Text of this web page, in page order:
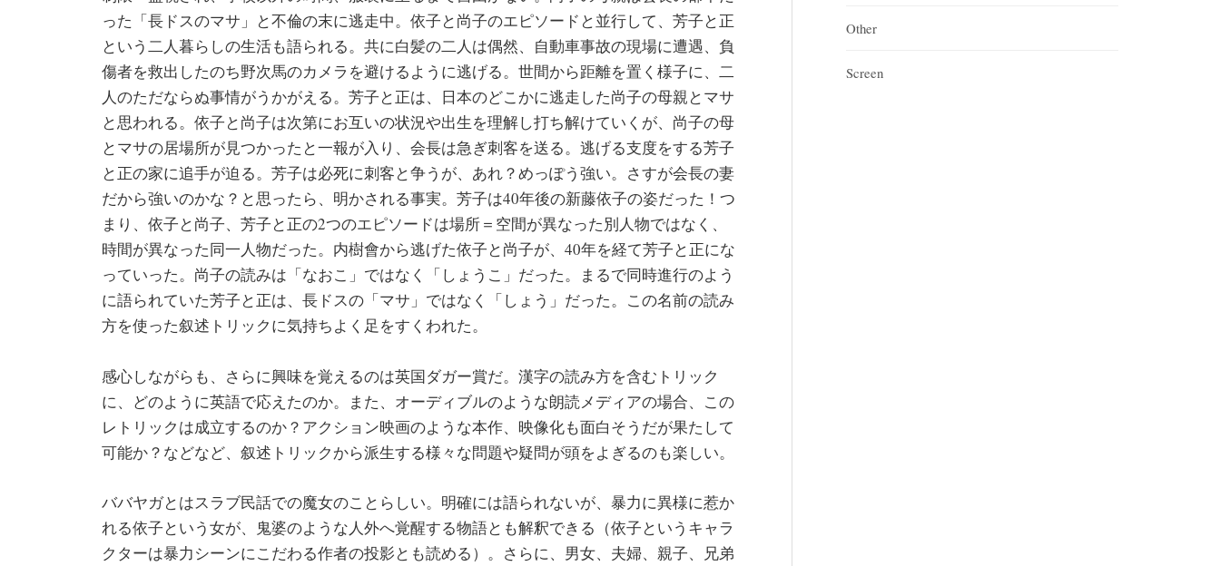
った「長ドスのマサ」と不倫の末に逃走中。依子と尚子のエピソードと並行して、芳子と正
という二人暮らしの生活も語られる。共に白髪の二人は偶然、自動車事故の現場に遭遇、負
傷者を救出したのち野次馬のカメラを避けるように逃げる。世間から距離を置く様子に、二
人のただならぬ事情がうかがえる。芳子と正は、日本のどこかに逃走した尚子の母親とマサ
と思われる。依子と尚子は次第にお互いの状況や出生を理解し打ち解けていくが、尚子の母
とマサの居場所が見つかったと一報が入り、会長は急ぎ刺客を送る。逃げる支度をする芳子
と正の家に追手が迫る。芳子は必死に刺客と争うが、あれ？めっぽう強い。さすが会長の妻
だから強いのかな？と思ったら、明かされる事実。芳子は40年後の新藤依子の姿だった！つ
まり、依子と尚子、芳子と正の2つのエピソードは場所＝空間が異なった別人物ではなく、
時間が異なった同一人物だった。内樹會から逃げた依子と尚子が、40年を経て芳子と正にな
っていった。尚子の読みは「なおこ」ではなく「しょうこ」だった。まるで同時進行のよう
に語られていた芳子と正は、長ドスの「マサ」ではなく「しょう」だった。この名前の読み
方を使った叙述トリックに気持ちよく足をすくわれた。
感心しながらも、さらに興味を覚えるのは英国ダガー賞だ。漢字の読み方を含むトリック
に、どのように英語で応えたのか。また、オーディブルのような朗読メディアの場合、この
レトリックは成立するのか？アクション映画のような本作、映像化も面白そうだが果たして
可能か？などなど、叙述トリックから派生する様々な問題や疑問が頭をよぎるのも楽しい。
ババヤガとはスラブ民話での魔女のことらしい。明確には語られないが、暴力に異様に惹か
れる依子という女が、鬼婆のような人外へ覚醒する物語とも解釈できる（依子というキャラ
クターは暴力シーンにこだわる作者の投影とも読める）。さらに、男女、夫婦、親子、兄弟
Other
Screen